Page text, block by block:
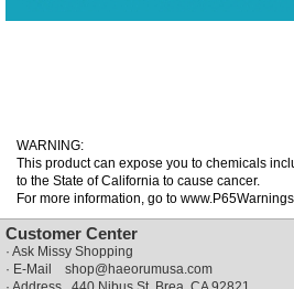
WARNING:
This product can expose you to chemicals
to the State of California to cause cancer.
For more information, go to
Customer Center
· Ask Missy Shopping
· E-Mail shop@haeorumusa.com